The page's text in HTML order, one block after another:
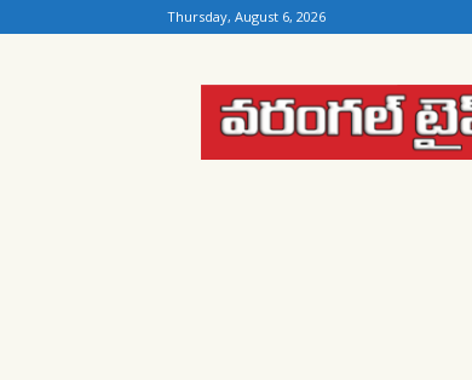
Thursday, August 6, 2026
Warangal
Times